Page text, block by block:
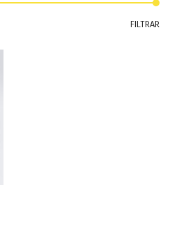
FILTRAR